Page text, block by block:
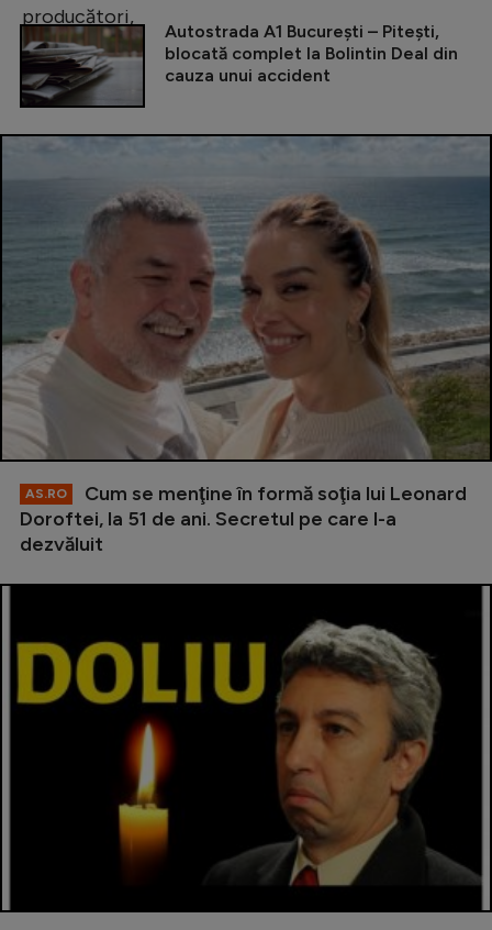
Autostrada A1 București – Pitești,
blocată complet la Bolintin Deal din
cauza unui accident
AS.RO
Cum se menţine în formă soţia lui Leonard
Doroftei, la 51 de ani. Secretul pe care l-a
dezvăluit